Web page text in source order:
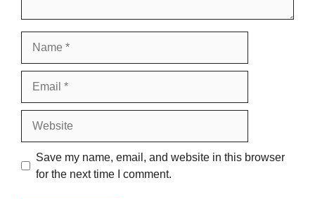
Save my name, email, and website in this browser
for the next time I comment.